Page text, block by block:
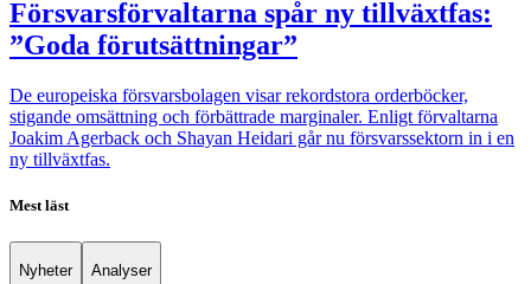
Försvarsförvaltarna spår ny tillväxtfas:
”Goda förutsättningar”
De europeiska försvarsbolagen visar rekordstora orderböcker,
stigande omsättning och förbättrade marginaler. Enligt förvaltarna
Joakim Agerback och Shayan Heidari går nu försvarssektorn in i en
ny tillväxtfas.
Mest läst
Nyheter Analyser